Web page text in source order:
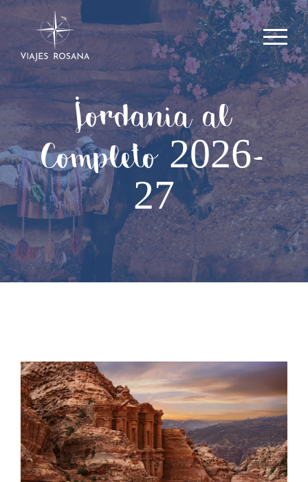
Jordania al
Completo 2026-
27